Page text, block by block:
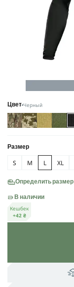
Цвет Черный
Размер
S M L XL
Определить размер
В наличии
Кешбек
+42 ₴